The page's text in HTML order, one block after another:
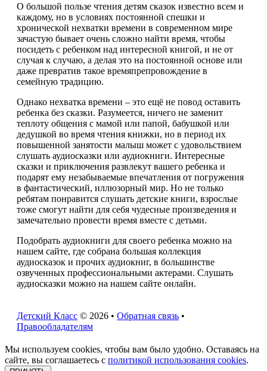
О большой пользе чтения детям сказок известно всем и
каждому, но в условиях постоянной спешки и
хронической нехватки времени в современном мире
зачастую бывает очень сложно найти время, чтобы
посидеть с ребенком над интересной книгой, и не от
случая к случаю, а делая это на постоянной основе или
даже превратив такое времяпрепровождение в
семейную традицию.
Однако нехватка времени – это ещё не повод оставить
ребенка без сказки. Разумеется, ничего не заменит
теплоту общения с мамой или папой, бабушкой или
дедушкой во время чтения книжки, но в период их
повышенной занятости малыш может с удовольствием
слушать аудиосказки или аудиокниги. Интересные
сказки и приключения развлекут вашего ребенка и
подарят ему незабываемые впечатления от погружения
в фантастический, иллюзорный мир. Но не только
ребятам понравится слушать детские книги, взрослые
тоже смогут найти для себя чудесные произведения и
замечательно провести время вместе с детьми.
Подобрать аудиокниги для своего ребенка можно на
нашем сайте, где собрана большая коллекция
аудиосказок и прочих аудиокниг, в большинстве
озвученных профессиональными актерами. Слушать
аудиосказки можно на нашем сайте онлайн.
Детский Класс © 2026 • Обратная связь •
Правообладателям
Мы используем cookies, чтобы вам было удобно. Оставаясь на
сайте, вы соглашаетесь с политикой использования cookies.